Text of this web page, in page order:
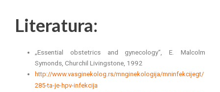
Literatura:
„Essential obstetrics and gynecology“, E. Malcolm
Symonds, Churchil Livingstone, 1992
http://www.vasginekolog.rs/mnginekologija/mninfekcijegt/
285-ta-je-hpv-infekcija